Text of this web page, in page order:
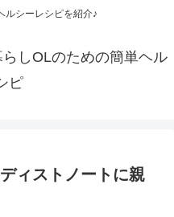
ルシーレシピを紹介♪
しOLのための簡単ヘル
ピ
ィストノートに親